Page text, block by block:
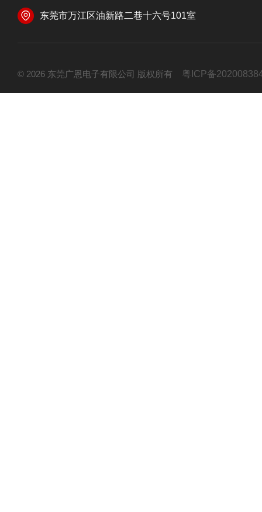
东莞市万江区油新路二巷十六号101室
© 2026 东莞广恩电子有限公司 版权所有 粤ICP备